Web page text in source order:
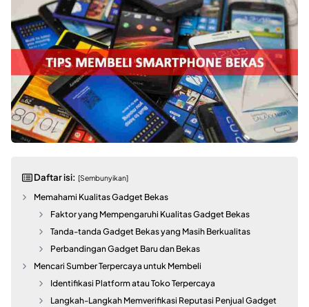
Daftar isi: [Sembunyikan]
Memahami Kualitas Gadget Bekas
Faktor yang Mempengaruhi Kualitas Gadget Bekas
Tanda-tanda Gadget Bekas yang Masih Berkualitas
Perbandingan Gadget Baru dan Bekas
Mencari Sumber Terpercaya untuk Membeli
Identifikasi Platform atau Toko Terpercaya
Langkah-Langkah Memverifikasi Reputasi Penjual Gadget